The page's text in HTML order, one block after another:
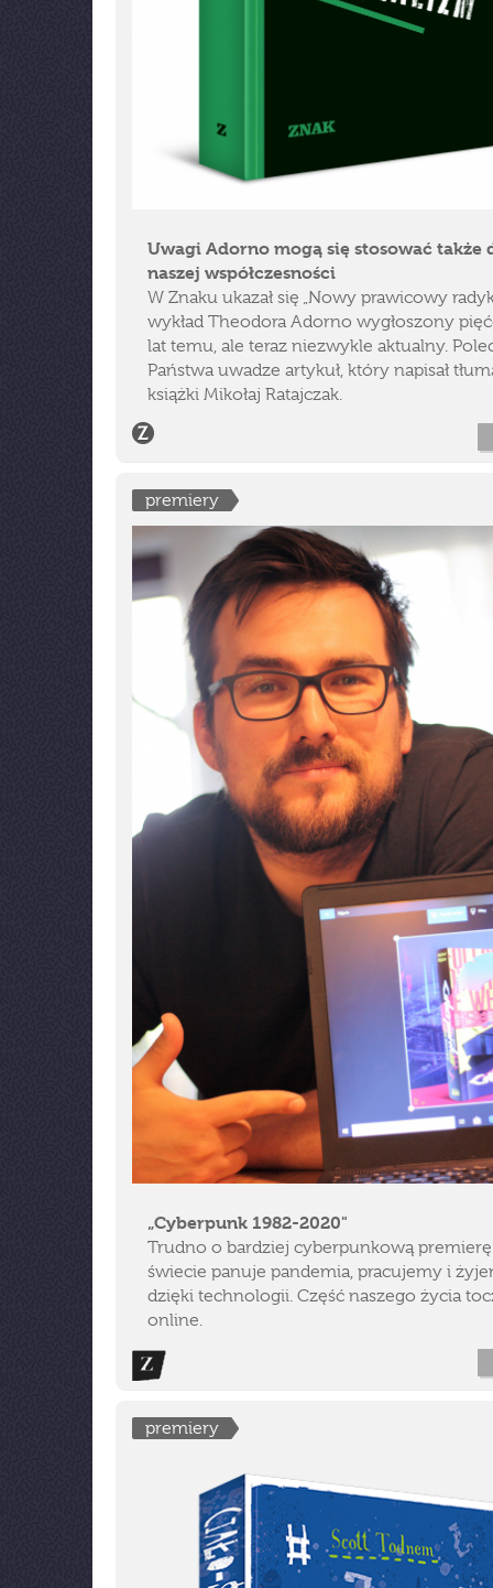
Uwagi Adorno mogą się stosować także
naszej współczesności
W Znaku ukazał się „Nowy prawicowy
wykład Theodora Adorno wygłoszony
lat temu, ale teraz niezwykle aktualny.
Państwa uwadze artykuł, który napisał
książki Mikołaj Ratajczak.
premiery
„Cyberpunk 1982-2020"
Trudno o bardziej cyberpunkową
świecie panuje pandemia, pracujemy i
dzięki technologii. Część naszego życia
online.
premiery